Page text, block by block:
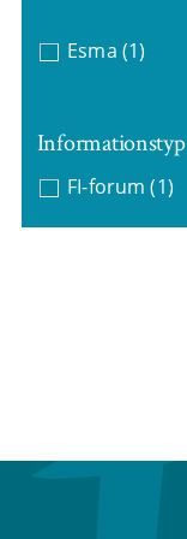
Esma (1)
Informationstyp
FI-forum (1)